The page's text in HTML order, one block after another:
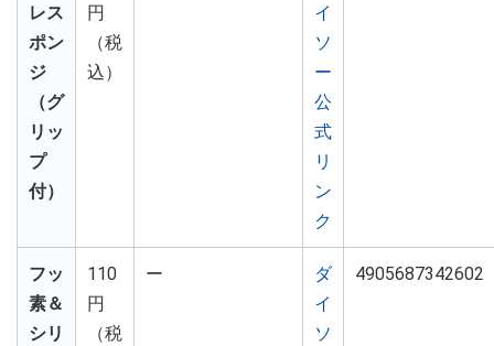
レス
ポン
ジ
（グ
リッ
プ
付）
円
（税
込）
イ
ソ
ー
公
式
リ
ン
ク
フッ
素＆
シリ
110
円
（税
ー
ダ
イ
ソ
4905687342602